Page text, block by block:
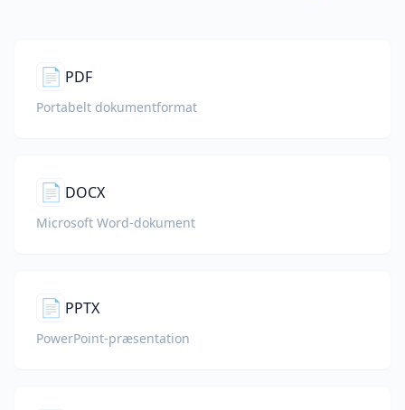
📄 PDF
Portabelt dokumentformat
📄 DOCX
Microsoft Word-dokument
📄 PPTX
PowerPoint-præsentation